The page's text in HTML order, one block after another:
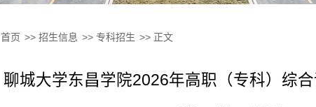
首页 >>招生信息 >>专科招生 >> 正文
聊城大学东昌学院2026年高职（专科）综